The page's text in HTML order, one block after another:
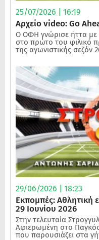
25/07/2026 | 16:19
Αρχείο video: Go
Ο ΟΦΗ γνώρισε ήττα με
στο πρώτο του φιλικό
της αγωνιστικής σεζόν
29/06/2026 | 18:23
Εκπομπές: Αθλητική
29 Ιουνίου 2026
Στην τελευταία
Αφιερωμένη στο
που παρουσιάζει στα